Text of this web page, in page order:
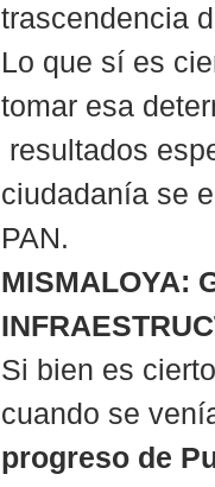
trascendencia
Lo que sí es
tomar esa
resultados
ciudadanía se
PAN.
MISMALOYA:
Si bien es
cuando se
progreso de